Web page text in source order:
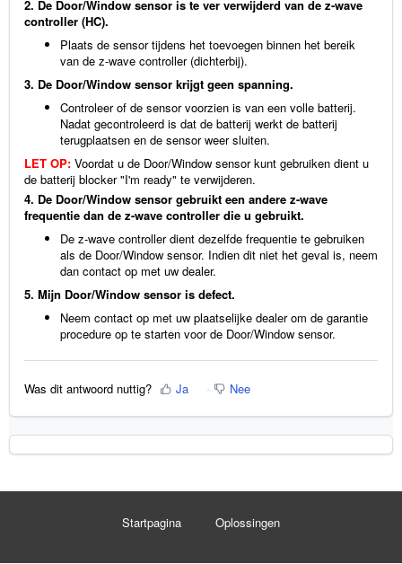
2. De Door/Window sensor is te ver verwijderd van de z-wave
controller (HC).
Plaats de sensor tijdens het toevoegen binnen het bereik
van de z-wave controller (dichterbij).
3. De Door/Window sensor krijgt geen spanning.
Controleer of de sensor voorzien is van een volle batterij.
Nadat gecontroleerd is dat de batterij werkt de batterij
terugplaatsen en de sensor weer sluiten.
LET OP: Voordat u de Door/Window sensor kunt gebruiken dient u
de batterij blocker "I'm ready" te verwijderen.
4. De Door/Window sensor gebruikt een andere z-wave
frequentie dan de z-wave controller die u gebruikt.
De z-wave controller dient dezelfde frequentie te gebruiken
als de Door/Window sensor. Indien dit niet het geval is, neem
dan contact op met uw dealer.
5. Mijn Door/Window sensor is defect.
Neem contact op met uw plaatselijke dealer om de garantie
procedure op te starten voor de Door/Window sensor.
Was dit antwoord nuttig? Ja Nee
Startpagina Oplossingen